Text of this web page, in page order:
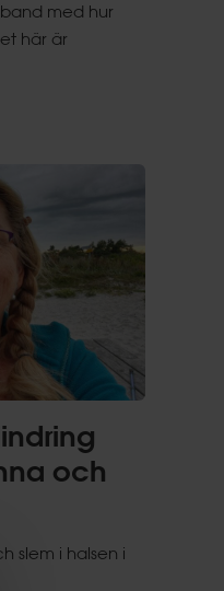
med hur
här är
och
slem i halsen i